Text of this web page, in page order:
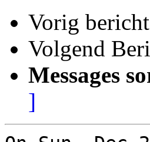
Vorig
Volgend
Messages
]